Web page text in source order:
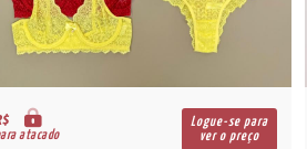
atacado
Logue-se para
ver o preço